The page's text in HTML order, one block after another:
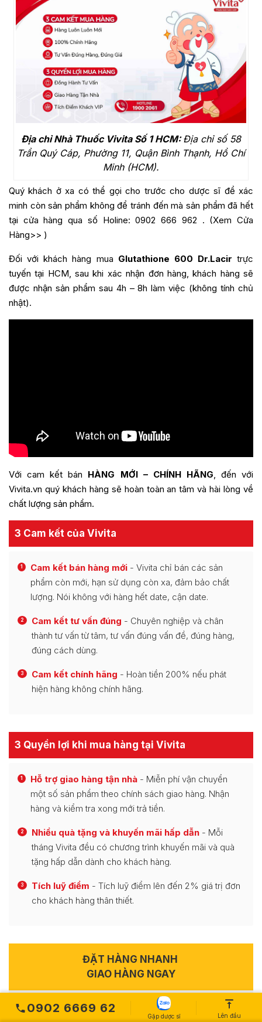
Địa chỉ Nhà Thuốc Vivita Số 1 HCM:Địa chỉ số 58
Trần Quý Cáp, Phường 11, Quận Bình Thạnh, Hồ Chí
Minh (HCM).
Quý khách ở xa có thể gọi cho trước cho dược sĩ để xác
minh còn sản phẩm không để tránh đến mà sản phẩm đã hết
tại cửa hàng qua số Holine:0902 666 962 . (Xem Cửa
Hàng>> )
Đối với khách hàng mua Glutathione 600 Dr.Lacir trực
tuyến tại HCM, sau khi xác nhận đơn hàng, khách hàng sẽ
được nhận sản phẩm sau 4h – 8h làm việc (không tính chủ
nhật).
Với cam kết bán HÀNG MỚI – CHÍNH HÃNG , đến với
Vivita.vn quý khách hàng sẽ hoàn toàn an tâm và hài lòng về
chất lượng sản phẩm.
3 Cam kết của Vivita
1 Cam kết bán hàng mới - Vivita chỉ bán các sản
phẩm còn mới, hạn sử dụng còn xa, đảm bảo chất
lượng. Nói không với hàng hết date, cận date.
2 Cam kết tư vấn đúng - Chuyên nghiệp và chân
thành tư vấn từ tâm, tư vấn đúng vấn đề, đúng hàng,
đúng cách dùng.
3 Cam kết chính hãng - Hoàn tiền 200% nếu phát
hiện hàng không chính hãng.
3 Quyền lợi khi mua hàng tại Vivita
1 Hỗ trợ giao hàng tận nhà - Miễn phí vận chuyển
một số sản phẩm theo chính sách giao hàng. Nhận
hàng và kiểm tra xong mới trả tiền.
2 Nhiều quà tặng và khuyến mãi hấp dẫn - Mỗi
tháng Vivita đều có chương trình khuyến mãi và quà
tặng hấp dẫn dành cho khách hàng.
3 Tích luỹ điểm - Tích luỹ điểm lên đến 2% giá trị đơn
cho khách hàng thân thiết.
ĐẶT HÀNG NHANH
GIAO HÀNG NGAY
Viên Uống Nám Trắng Da
0902 6669 62
Gặp dược sĩ Lên đầu